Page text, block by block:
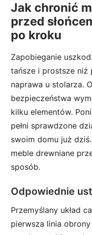
Jak chronić
przed
po kroku
Zapobieganie
tańsze i prostsze niż
naprawa u stolarza.
bezpieczeństwa
kilku elementów.
pełni sprawdzone
swoim domu już
meble drewniane
sposób.
Odpowiednie
Przemyślany układ
pierwsza linia